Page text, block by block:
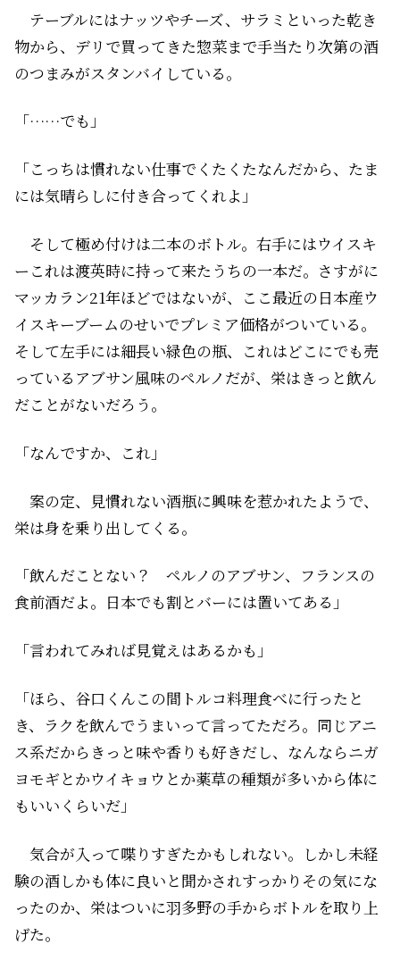
テーブルにはナッツやチーズ、サラミといった乾き
物から、デリで買ってきた惣菜まで手当たり次第の酒
のつまみがスタンバイしている。
「……でも」
「こっちは慣れない仕事でくたくたなんだから、たま
には気晴らしに付き合ってくれよ」
そして極め付けは二本のボトル。右手にはウイスキ
ー――これは渡英時に持って来たうちの一本だ。さすがに
マッカラン21年ほどではないが、ここ最近の日本産ウ
イスキーブームのせいでプレミア価格がついている。
そして左手には細長い緑色の瓶、これはどこにでも売
っているアブサン風味のペルノだが、栄はきっと飲ん
だことがないだろう。
「なんですか、これ」
案の定、見慣れない酒瓶に興味を惹かれたようで、
栄は身を乗り出してくる。
「飲んだことない？ ペルノのアブサン、フランスの
食前酒だよ。日本でも割とバーには置いてある」
「言われてみれば見覚えはあるかも」
「ほら、谷口くんこの間トルコ料理食べに行ったと
き、ラクを飲んでうまいって言ってただろ。同じアニ
ス系だからきっと味や香りも好きだし、なんならニガ
ヨモギとかウイキョウとか薬草の種類が多いから体に
もいいくらいだ」
気合が入って喋りすぎたかもしれない。しかし未経
験の酒――しかも体に良いと聞かされすっかりその気にな
ったのか、栄はついに羽多野の手からボトルを取り上
げた。